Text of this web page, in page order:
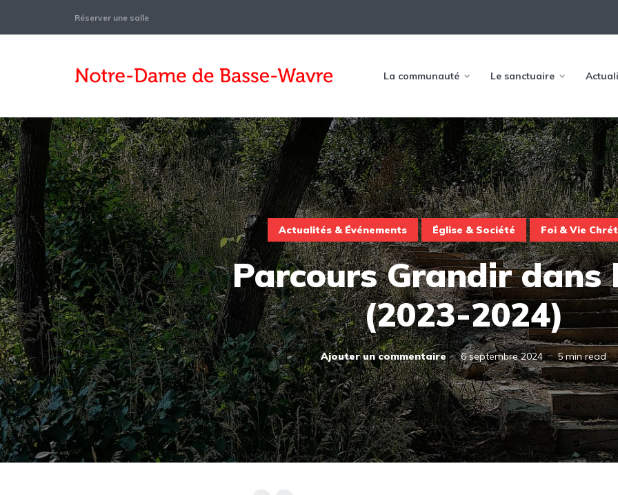
Réserver une salle
La communauté Le sanctuaire
Actualités & Événements Église & Société Foi & Vie
Parcours Grandir dans
(2023-2024)
Ajouter un commentaire 6 septembre 2024 5 min read